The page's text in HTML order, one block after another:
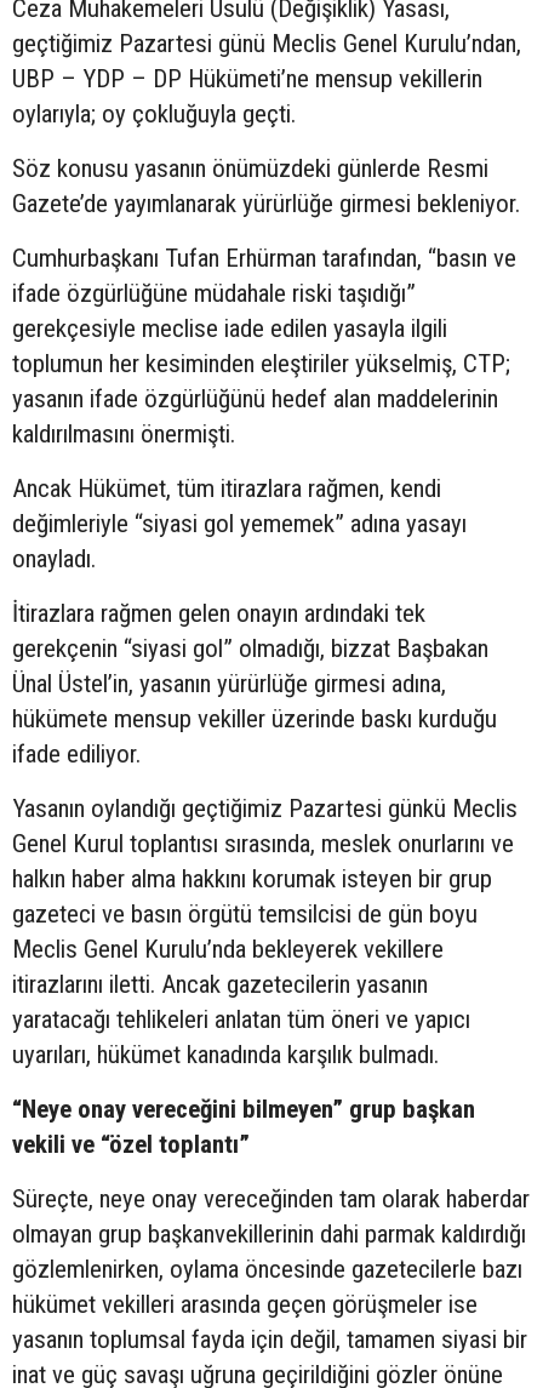
Ceza Muhakemeleri Usulü (Değişiklik) Yasası,
geçtiğimiz Pazartesi günü Meclis Genel Kurulu’ndan,
UBP – YDP – DP Hükümeti’ne mensup vekillerin
oylarıyla; oy çokluğuyla geçti.
Söz konusu yasanın önümüzdeki günlerde Resmi
Gazete’de yayımlanarak yürürlüğe girmesi bekleniyor.
Cumhurbaşkanı Tufan Erhürman tarafından, “basın ve
ifade özgürlüğüne müdahale riski taşıdığı”
gerekçesiyle meclise iade edilen yasayla ilgili
toplumun her kesiminden eleştiriler yükselmiş, CTP;
yasanın ifade özgürlüğünü hedef alan maddelerinin
kaldırılmasını önermişti.
Ancak Hükümet, tüm itirazlara rağmen, kendi
değimleriyle “siyasi gol yememek” adına yasayı
onayladı.
İtirazlara rağmen gelen onayın ardındaki tek
gerekçenin “siyasi gol” olmadığı, bizzat Başbakan
Ünal Üstel’in, yasanın yürürlüğe girmesi adına,
hükümete mensup vekiller üzerinde baskı kurduğu
ifade ediliyor.
Yasanın oylandığı geçtiğimiz Pazartesi günkü Meclis
Genel Kurul toplantısı sırasında, meslek onurlarını ve
halkın haber alma hakkını korumak isteyen bir grup
gazeteci ve basın örgütü temsilcisi de gün boyu
Meclis Genel Kurulu’nda bekleyerek vekillere
itirazlarını iletti. Ancak gazetecilerin yasanın
yaratacağı tehlikeleri anlatan tüm öneri ve yapıcı
uyarıları, hükümet kanadında karşılık bulmadı.
“Neye onay vereceğini bilmeyen” grup başkan
vekili ve “özel toplantı”
Süreçte, neye onay vereceğinden tam olarak haberdar
olmayan grup başkanvekillerinin dahi parmak kaldırdığı
gözlemlenirken, oylama öncesinde gazetecilerle bazı
hükümet vekilleri arasında geçen görüşmeler ise
yasanın toplumsal fayda için değil, tamamen siyasi bir
inat ve güç savaşı uğruna geçirildiğini gözler önüne